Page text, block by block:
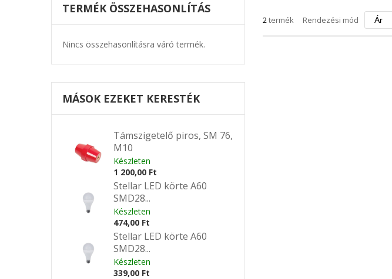
2termék Rendezési mód
TERMÉK ÖSSZEHASONLÍTÁS
Nincs összehasonlításra váró termék.
MÁSOK EZEKET KERESTÉK
Támszigetelő piros, SM 76,
M10
Készleten
1 200,00 Ft
Stellar LED körte A60
SMD28...
Készleten
474,00 Ft
Stellar LED körte A60
SMD28...
Készleten
339,00 Ft